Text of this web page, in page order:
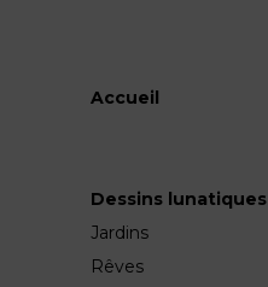
Accueil
Dessins lunatiques
Jardins
Rêves